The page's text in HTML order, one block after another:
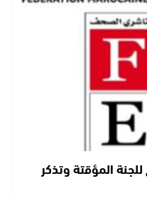
للجنة المؤقتة وتذكر